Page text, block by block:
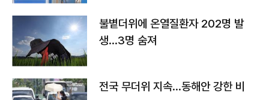
불볕더위에 온열질환자 202명 발
생…3명 숨져
전국 무더위 지속…동해안 강한 비